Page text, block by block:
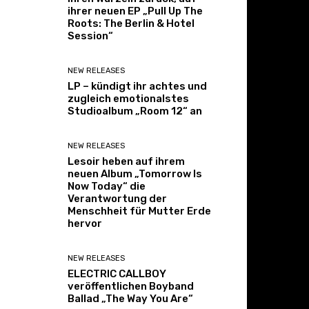
ihrer neuen EP „Pull Up The
Roots: The Berlin & Hotel
Session“
NEW RELEASES
LP – kündigt ihr achtes und
zugleich emotionalstes
Studioalbum „Room 12“ an
NEW RELEASES
Lesoir heben auf ihrem
neuen Album „Tomorrow Is
Now Today“ die
Verantwortung der
Menschheit für Mutter Erde
hervor
NEW RELEASES
ELECTRIC CALLBOY
veröffentlichen Boyband
Ballad „The Way You Are“